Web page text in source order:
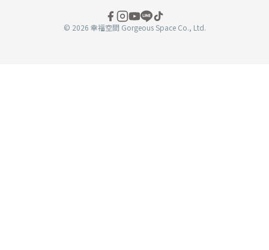
© 2026 幸福空間 Gorgeous Space Co., Ltd.